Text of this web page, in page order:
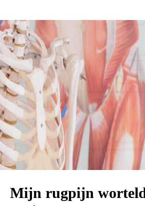
Mijn rugpijn